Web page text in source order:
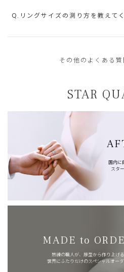
Q.リングサイズの測り方を教えて
その他のよくある質
STAR
国内に
スタ
MADE to
熟練の職人が、原型から作り上げる
世界にふたりだけのスペシャルオー